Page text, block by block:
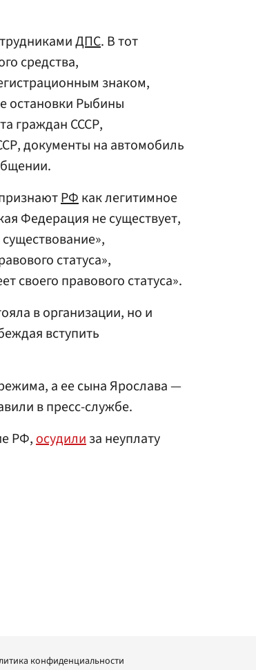
ДПС. В тот
средства,
знаком,
остановки Рыбины
граждан СССР,
документы на автомобиль
РФкак легитимное
Федерация не существует,
статуса»,
своего правового статуса».
в организации, но и
вступить
а ее сына Ярослава —
в пресс-службе.
РФ,осудилиза неуплату
конфиденциальности